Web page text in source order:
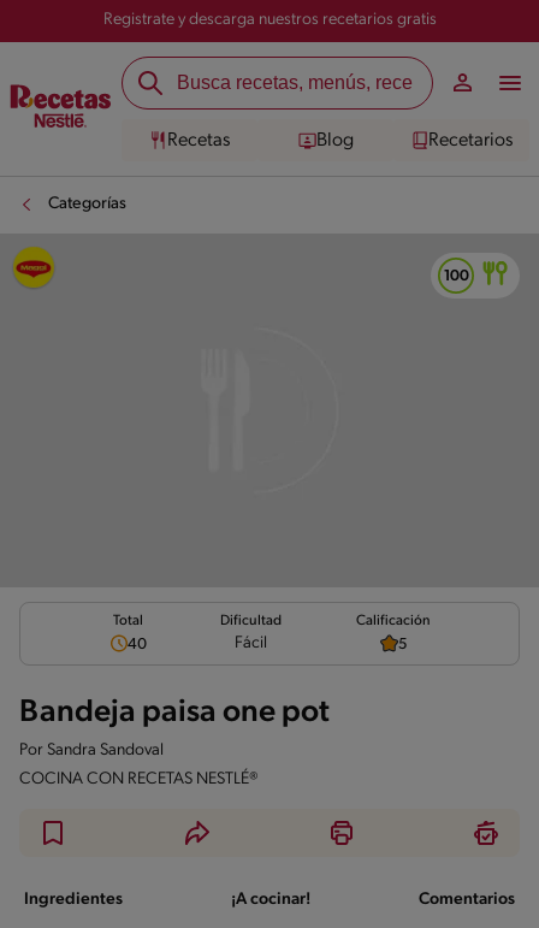
Registrate y descarga nuestros recetarios gratis
Recetas Blog Recetarios
Categorías
Total
40
Dificultad
Fácil
Calificación
5
Bandeja paisa one pot
Por Sandra Sandoval
COCINA CON RECETAS NESTLÉ®
Ingredientes ¡A cocinar! Comentarios